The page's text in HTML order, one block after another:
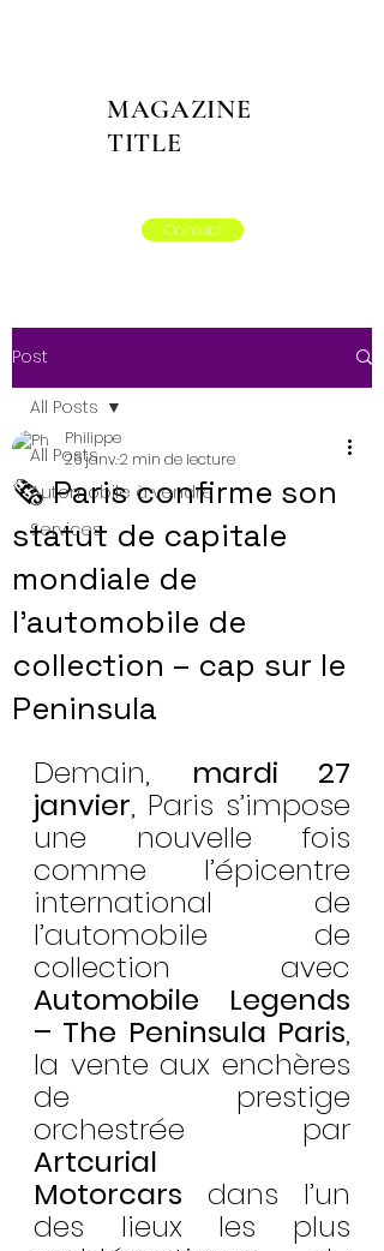
MAGAZINE
TITLE
Contact
Post
All Posts
Automobile à vendre
Services
All Posts
🗞️ Paris confirme son
statut de capitale
mondiale de
l’automobile de
collection – cap sur le
Peninsula
Philippe
26 janv.2 min de lecture
Demain, mardi 27
janvier, Paris s’impose
une nouvelle fois
comme l’épicentre
international de
l’automobile de
Automobile Legends
– The Peninsula Paris,
la vente aux enchères
de prestige
Artcurial
Motorcars dans l’un
des lieux les plus